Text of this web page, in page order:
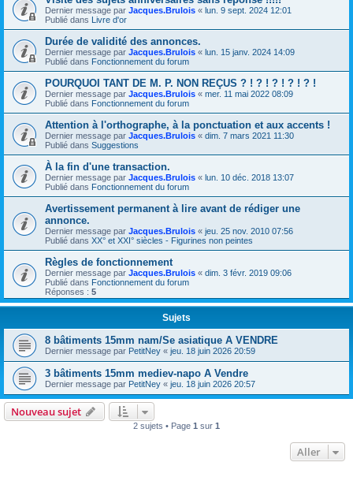
Dernier message par Jacques.Brulois « lun. 9 sept. 2024 12:01
Publié dans Livre d'or
Durée de validité des annonces.
Dernier message par Jacques.Brulois « lun. 15 janv. 2024 14:09
Publié dans Fonctionnement du forum
POURQUOI TANT DE M. P. NON REÇUS ? ! ? ! ? ! ? ! ? !
Dernier message par Jacques.Brulois « mer. 11 mai 2022 08:09
Publié dans Fonctionnement du forum
Attention à l'orthographe, à la ponctuation et aux accents !
Dernier message par Jacques.Brulois « dim. 7 mars 2021 11:30
Publié dans Suggestions
À la fin d'une transaction.
Dernier message par Jacques.Brulois « lun. 10 déc. 2018 13:07
Publié dans Fonctionnement du forum
Avertissement permanent à lire avant de rédiger une
annonce.
Dernier message par Jacques.Brulois « jeu. 25 nov. 2010 07:56
Publié dans XX° et XXI° siècles - Figurines non peintes
Règles de fonctionnement
Dernier message par Jacques.Brulois « dim. 3 févr. 2019 09:06
Publié dans Fonctionnement du forum
Réponses : 5
Sujets
8 bâtiments 15mm nam/Se asiatique A VENDRE
Dernier message par PetitNey « jeu. 18 juin 2026 20:59
3 bâtiments 15mm mediev-napo A Vendre
Dernier message par PetitNey « jeu. 18 juin 2026 20:57
Nouveau sujet
2 sujets • Page 1 sur 1
Aller